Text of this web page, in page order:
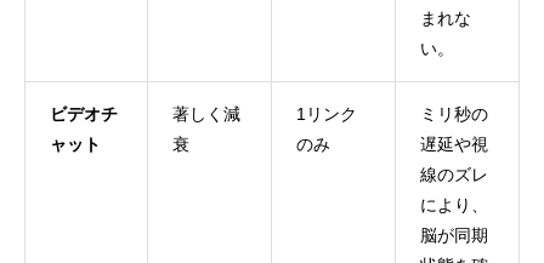
まれな
い。
ビデオチ
ャット
著しく減
衰
1リンク
のみ
ミリ秒の
遅延や視
線のズレ
により、
脳が同期